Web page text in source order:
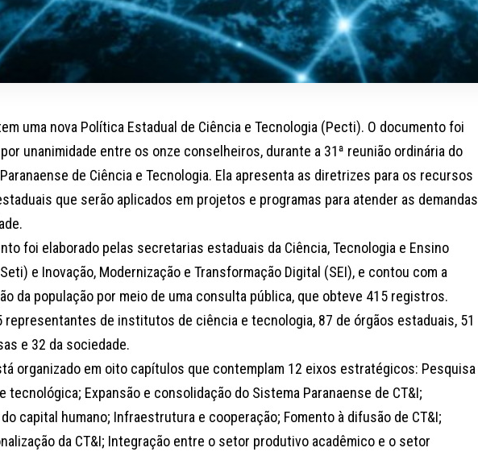
uma nova Política Estadual de Ciência e Tecnologia (Pecti). O documento foi
unanimidade entre os onze conselheiros, durante a 31ª reunião ordinária do
de Ciência e Tecnologia. Ela apresenta as diretrizes para os recursos
que serão aplicados em projetos e programas para atender as demandas
foi elaborado pelas secretarias estaduais da Ciência, Tecnologia e Ensino
e Inovação, Modernização e Transformação Digital (SEI), e contou com a
da população por meio de uma consulta pública, que obteve 415 registros.
representantes de institutos de ciência e tecnologia, 87 de órgãos estaduais, 51
e 32 da sociedade.
organizado em oito capítulos que contemplam 12 eixos estratégicos: Pesquisa
tecnológica; Expansão e consolidação do Sistema Paranaense de CT&I;
capital humano; Infraestrutura e cooperação; Fomento à difusão de CT&I;
da CT&I; Integração entre o setor produtivo acadêmico e o setor